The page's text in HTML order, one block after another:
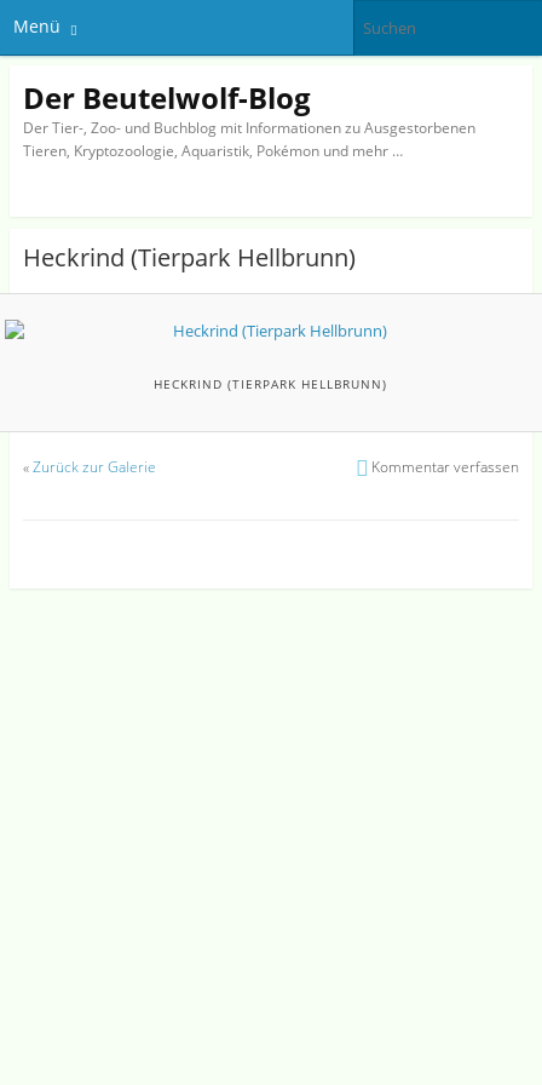
Menü
Der Beutelwolf-Blog
Der Tier-, Zoo- und Buchblog mit Informationen zu Ausgestorbenen
Tieren, Kryptozoologie, Aquaristik, Pokémon und mehr …
Heckrind (Tierpark Hellbrunn)
HECKRIND (TIERPARK HELLBRUNN)
«Zurück zur Galerie Kommentar verfassen